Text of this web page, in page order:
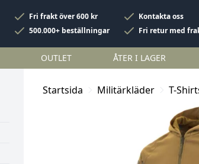
Fri frakt över 600 kr
Kontakta oss
500.000+ beställningar Fri retur med
OUTLET ÅTER I LAGER
Startsida Militärkläder T-